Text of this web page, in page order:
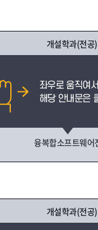
개설학과(전공)
AI융합전공
융복합소프트웨어
개설학과(전공)